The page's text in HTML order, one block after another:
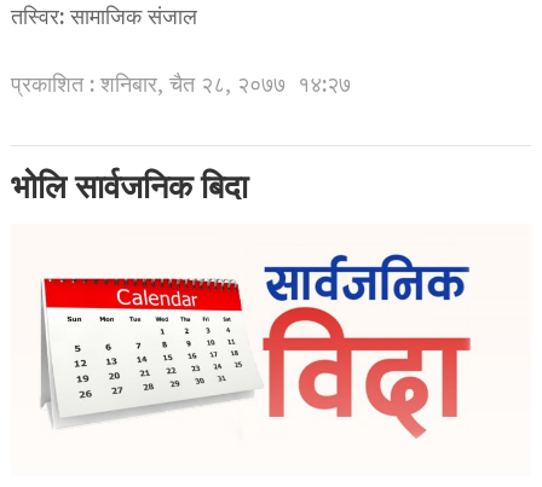
तस्विर: सामाजिक संजाल
प्रकाशित : शनिबार, चैत २८, २०७७ १४:२७
भोलि सार्वजनिक बिदा